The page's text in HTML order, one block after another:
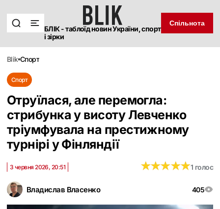
БЛІК - таблоїд новин України, спорт
і зірки
Спільнота
blik спорт
Спорт
Отруїлася, але перемогла:
стрибунка у висоту Левченко
тріумфувала на престижному
турнірі у Фінляндії
Владислав Власенко 405
3 червня 2026, 20:51 ★★★★★
★★★★★1 голос